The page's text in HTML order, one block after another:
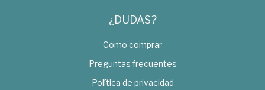
¿DUDAS?
Como comprar
Preguntas frecuentes
Política de privacidad